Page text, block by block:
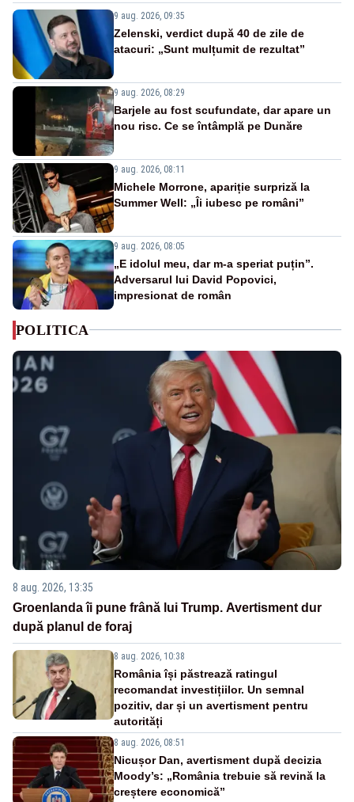
9 aug. 2026, 09:35
Zelenski, verdict după 40 de zile de
atacuri: „Sunt mulțumit de rezultat”
9 aug. 2026, 08:29
Barjele au fost scufundate, dar apare un
nou risc. Ce se întâmplă pe Dunăre
9 aug. 2026, 08:11
Michele Morrone, apariție surpriză la
Summer Well: „Îi iubesc pe români”
9 aug. 2026, 08:05
„E idolul meu, dar m-a speriat puțin”.
Adversarul lui David Popovici,
impresionat de român
POLITICA
8 aug. 2026, 13:35
Groenlanda îi pune frână lui Trump. Avertisment dur
după planul de foraj
8 aug. 2026, 10:38
România își păstrează ratingul
recomandat investițiilor. Un semnal
pozitiv, dar și un avertisment pentru
autorități
8 aug. 2026, 08:51
Nicușor Dan, avertisment după decizia
Moody’s: „România trebuie să revină la
creștere economică”